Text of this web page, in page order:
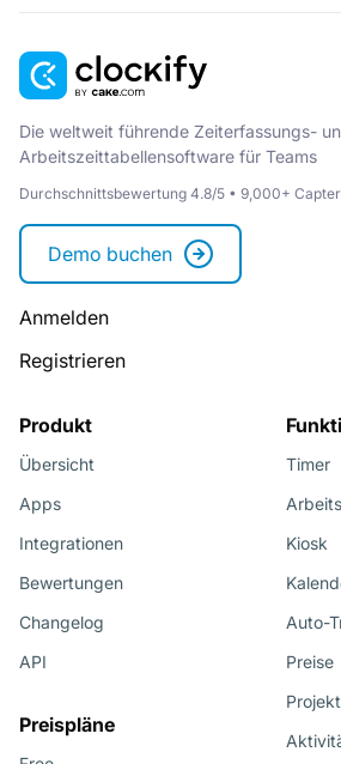
Die weltweit führende Zeiterfassungs-
Arbeitszeittabellensoftware für Teams
Durchschnittsbewertung 4.8/5 • 9,000+
Demo buchen
Anmelden
Registrieren
Produkt
Übersicht
Apps
Integrationen
Bewertungen
Changelog
API
Preispläne
Timer
Kiosk
Auto-
Preise